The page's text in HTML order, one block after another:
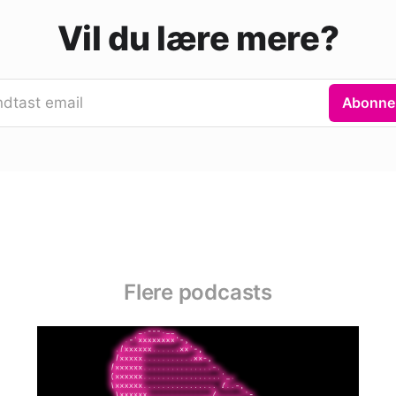
Vil du lære mere?
email
Flere podcasts